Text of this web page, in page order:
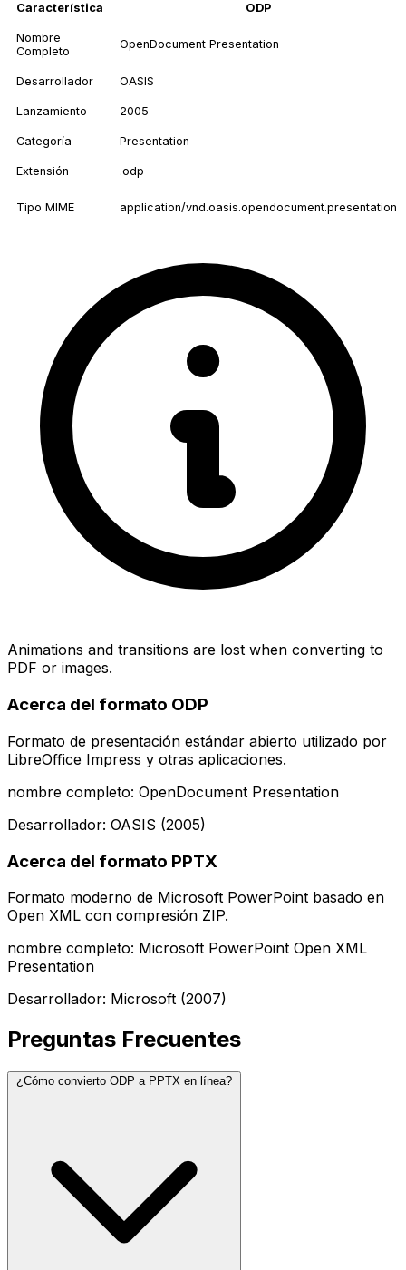
Característica ODP
Nombre
Completo
OpenDocument Presentation
Desarrollador OASIS
Lanzamiento 2005
Categoría Presentation
Extensión .odp
Tipo MIME application/vnd.oasis.opendocument.presentation
Animations and transitions are lost when converting to
PDF or images.
Acerca del formato ODP
Formato de presentación estándar abierto utilizado por
LibreOffice Impress y otras aplicaciones.
nombre completo: OpenDocument Presentation
Desarrollador: OASIS (2005)
Acerca del formato PPTX
Formato moderno de Microsoft PowerPoint basado en
Open XML con compresión ZIP.
nombre completo: Microsoft PowerPoint Open XML
Presentation
Desarrollador: Microsoft (2007)
Preguntas Frecuentes
¿Cómo convierto ODP a PPTX en línea?